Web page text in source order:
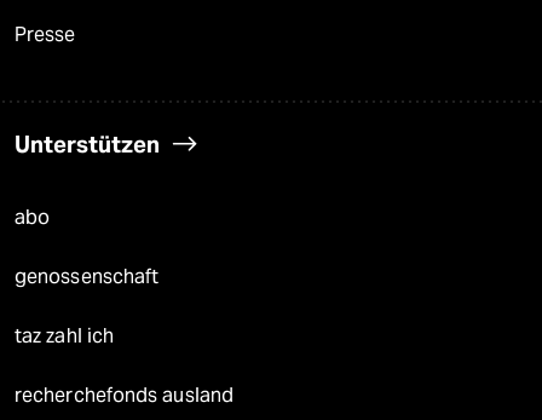
Presse
Unterstützen
abo
genossenschaft
taz zahl ich
recherchefonds ausland